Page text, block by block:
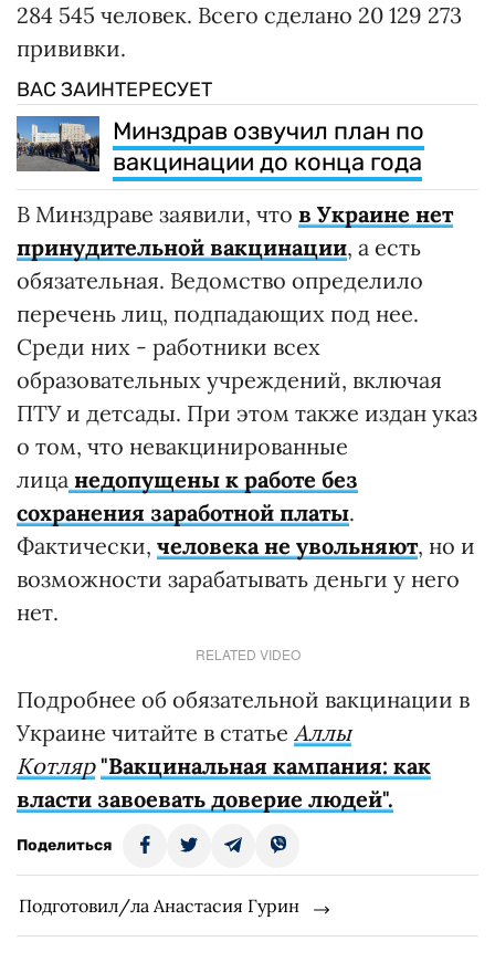
284 545 человек. Всего сделано 20 129 273
прививки.
ВАС ЗАИНТЕРЕСУЕТ
Минздрав озвучил план по
вакцинации до конца года
В Минздраве заявили, что в Украине нет
принудительной вакцинации, а есть
обязательная. Ведомство определило
перечень лиц, подпадающих под нее.
Среди них - работники всех
образовательных учреждений, включая
ПТУ и детсады. При этом также издан указ
о том, что невакцинированные
лица недопущены к работе без
сохранения заработной платы.
Фактически, человека не увольняют, но и
возможности зарабатывать деньги у него
нет.
RELATED VIDEO
Подробнее об обязательной вакцинации в
Украине читайте в статье Аллы
Котляр "Вакцинальная кампания: как
власти завоевать доверие людей".
Поделиться
Подготовил/ла Анастасия Гурин